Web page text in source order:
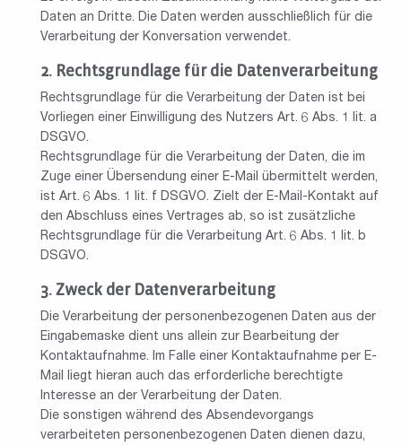
Daten an Dritte. Die Daten werden ausschließlich für die
Verarbeitung der Konversation verwendet.
Rechtsgrundlage für die Datenverarbeitung
Rechtsgrundlage für die Verarbeitung der Daten ist bei
Vorliegen einer Einwilligung des Nutzers Art. 6 Abs. 1 lit. a
DSGVO.
Rechtsgrundlage für die Verarbeitung der Daten, die im
Zuge einer Übersendung einer E-Mail übermittelt werden,
ist Art. 6 Abs. 1 lit. f DSGVO. Zielt der E-Mail-Kontakt auf
den Abschluss eines Vertrages ab, so ist zusätzliche
Rechtsgrundlage für die Verarbeitung Art. 6 Abs. 1 lit. b
DSGVO.
Zweck der Datenverarbeitung
Die Verarbeitung der personenbezogenen Daten aus der
Eingabemaske dient uns allein zur Bearbeitung der
Kontaktaufnahme. Im Falle einer Kontaktaufnahme per E-
Mail liegt hieran auch das erforderliche berechtigte
Interesse an der Verarbeitung der Daten.
Die sonstigen während des Absendevorgangs
verarbeiteten personenbezogenen Daten dienen dazu,